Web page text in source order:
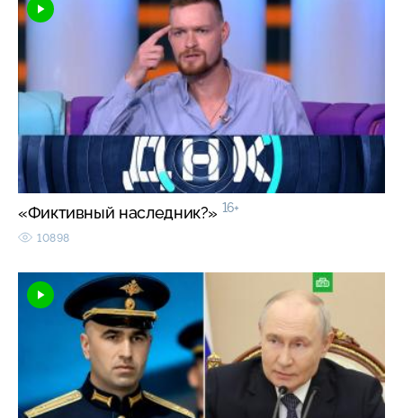
«Фиктивный наследник?» 16+
10898